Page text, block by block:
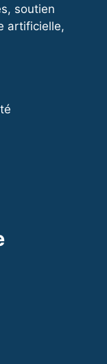
soutien
artificielle,